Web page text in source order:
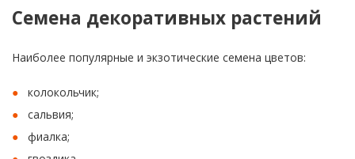
Семена декоративных растений
Наиболее популярные и экзотические семена цветов:
колокольчик;
сальвия;
фиалка;